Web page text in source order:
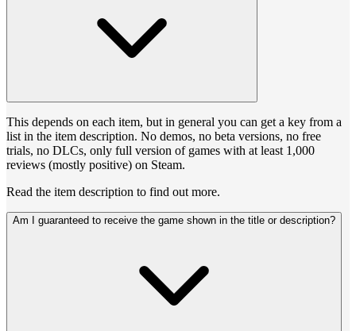
This depends on each item, but in general you can get a key from a
list in the item description. No demos, no beta versions, no free
trials, no DLCs, only full version of games with at least 1,000
reviews (mostly positive) on Steam.
Read the item description to find out more.
Am I guaranteed to receive the game shown in the title or description?